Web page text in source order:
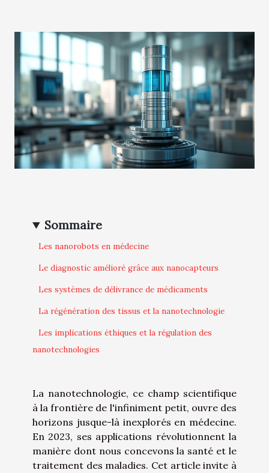
Sommaire
Les nanorobots en médecine
Le diagnostic amélioré grâce aux nanocapteurs
Les systèmes de délivrance de médicaments
La régénération des tissus et la nanotechnologie
Les implications éthiques et la régulation des
nanotechnologies
La nanotechnologie, ce champ scientifique
à la frontière de l'infiniment petit, ouvre des
horizons jusque-là inexplorés en médecine.
En 2023, ses applications révolutionnent la
manière dont nous concevons la santé et le
traitement des maladies. Cet article invite à